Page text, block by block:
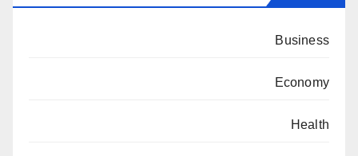
Business
Economy
Health